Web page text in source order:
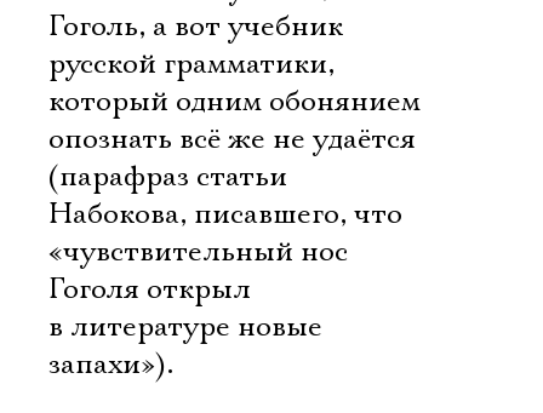
Гоголь, а вот учебник
русской грамматики,
который одним обонянием
опознать всё же не удаётся
(парафраз статьи
Набокова, писавшего, что
«чувствительный нос
Гоголя открыл
в литературе новые
запахи»).